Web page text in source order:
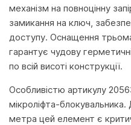
механізм на повноцінну
замикання на ключ,
доступу. Оснащення
гарантує чудову
по всій висоті конструкції.
Особливістю артикулу
мікроліфта-
метра цей елемент є